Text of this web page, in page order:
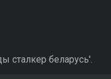
сталкер беларусь'.